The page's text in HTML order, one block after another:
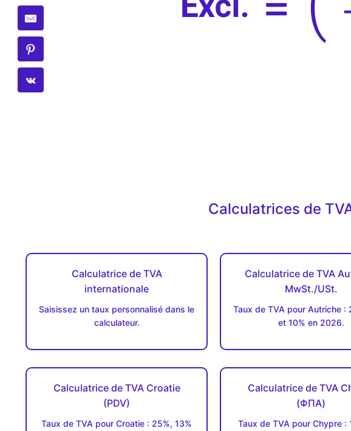
Calculatrices de
Calculatrice de TVA
internationale
Saisissez un taux personnalisé dans le
calculateur.
Calculatrice de TVA
MwSt./USt.
Taux de TVA pour Autriche :
et 10% en 2026.
Calculatrice de TVA Croatie
(PDV)
Taux de TVA pour Croatie : 25%, 13%
Calculatrice de TVA
(ΦΠΑ)
Taux de TVA pour Chypre :